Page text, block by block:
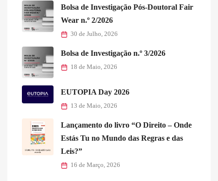
Bolsa de Investigação Pós-Doutoral Fair
Wear n.º 2/2026
30 de Julho, 2026
Bolsa de Investigação n.º 3/2026
18 de Maio, 2026
EUTOPIA Day 2026
13 de Maio, 2026
Lançamento do livro “O Direito – Onde
Estás Tu no Mundo das Regras e das
Leis?”
16 de Março, 2026